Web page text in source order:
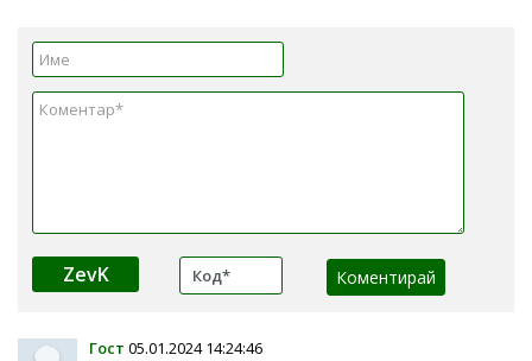
ZevK
Гост 05.01.2024 14:24:46